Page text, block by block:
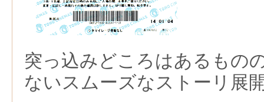
突っ込みどころはあるもの
ないスムーズなストーリ展